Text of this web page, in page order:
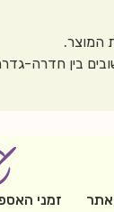
המוצר.
בין חדרה-